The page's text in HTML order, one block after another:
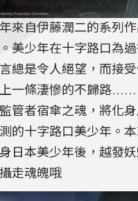
來自伊藤潤二的系列作
美少年在十字路口為
總是令人絕望，而接
一條淒慘的不歸路……
管者宿傘之魂，將化
的十字路口美少年。
日本美少年後，越發妖
走魂魄哦